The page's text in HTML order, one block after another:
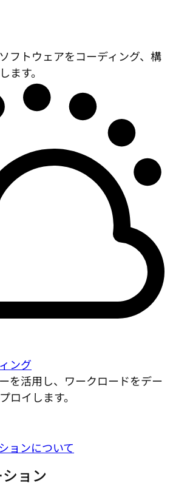
フトウェアをコーディング、構
ます。
ング
を活用し、ワークロードをデー
ロイします。
ョンについて
ョン